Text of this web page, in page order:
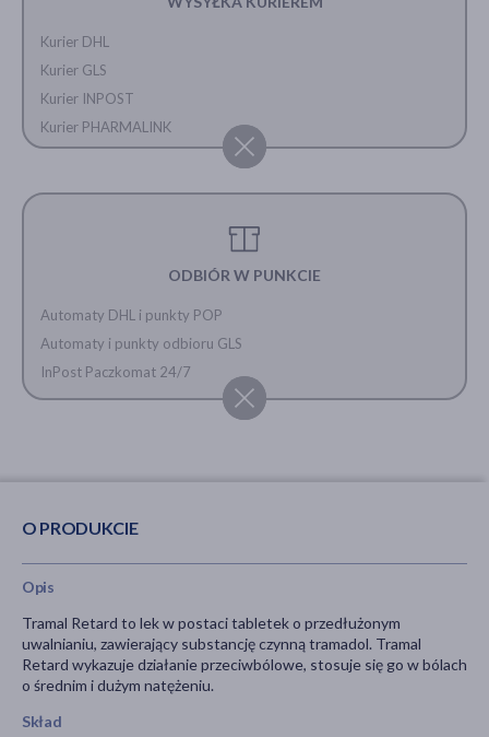
Kurier DHL
Kurier GLS
Kurier INPOST
Kurier PHARMALINK
ODBIÓR W PUNKCIE
Automaty DHL i punkty POP
Automaty i punkty odbioru GLS
InPost Paczkomat 24/7
O PRODUKCIE
Opis
Tramal Retard to lek w postaci tabletek o przedłużonym
uwalnianiu, zawierający substancję czynną tramadol. Tramal
Retard wykazuje działanie przeciwbólowe, stosuje się go w bólach
o średnim i dużym natężeniu.
Skład